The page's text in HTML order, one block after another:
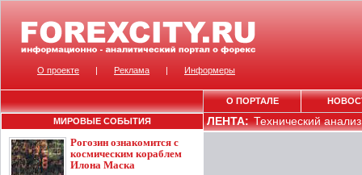
МИРОВЫЕ СОБЫТИЯ
Рогозин ознакомится с
космическим кораблем
Илона Маска
ЛЕНТА:Технический
О проекте | Реклама | Информеры
О ПОРТАЛЕ